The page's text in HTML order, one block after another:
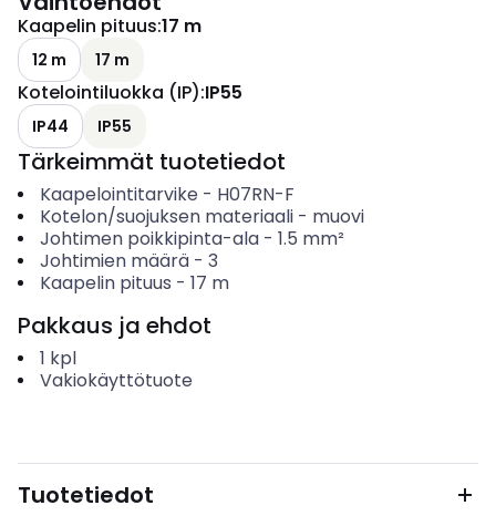
Kaapelin pituus:17 m
12 m 17 m
Kotelointiluokka (IP):IP55
IP44 IP55
Tärkeimmät tuotetiedot
Kaapelointitarvike - H07RN-F
Kotelon/suojuksen materiaali- muovi
Johtimen poikkipinta-ala- 1.5 mm²
Johtimien määrä- 3
Kaapelin pituus - 17 m
Pakkaus ja ehdot
1 kpl
Vakiokäyttötuote
Tuotetiedot